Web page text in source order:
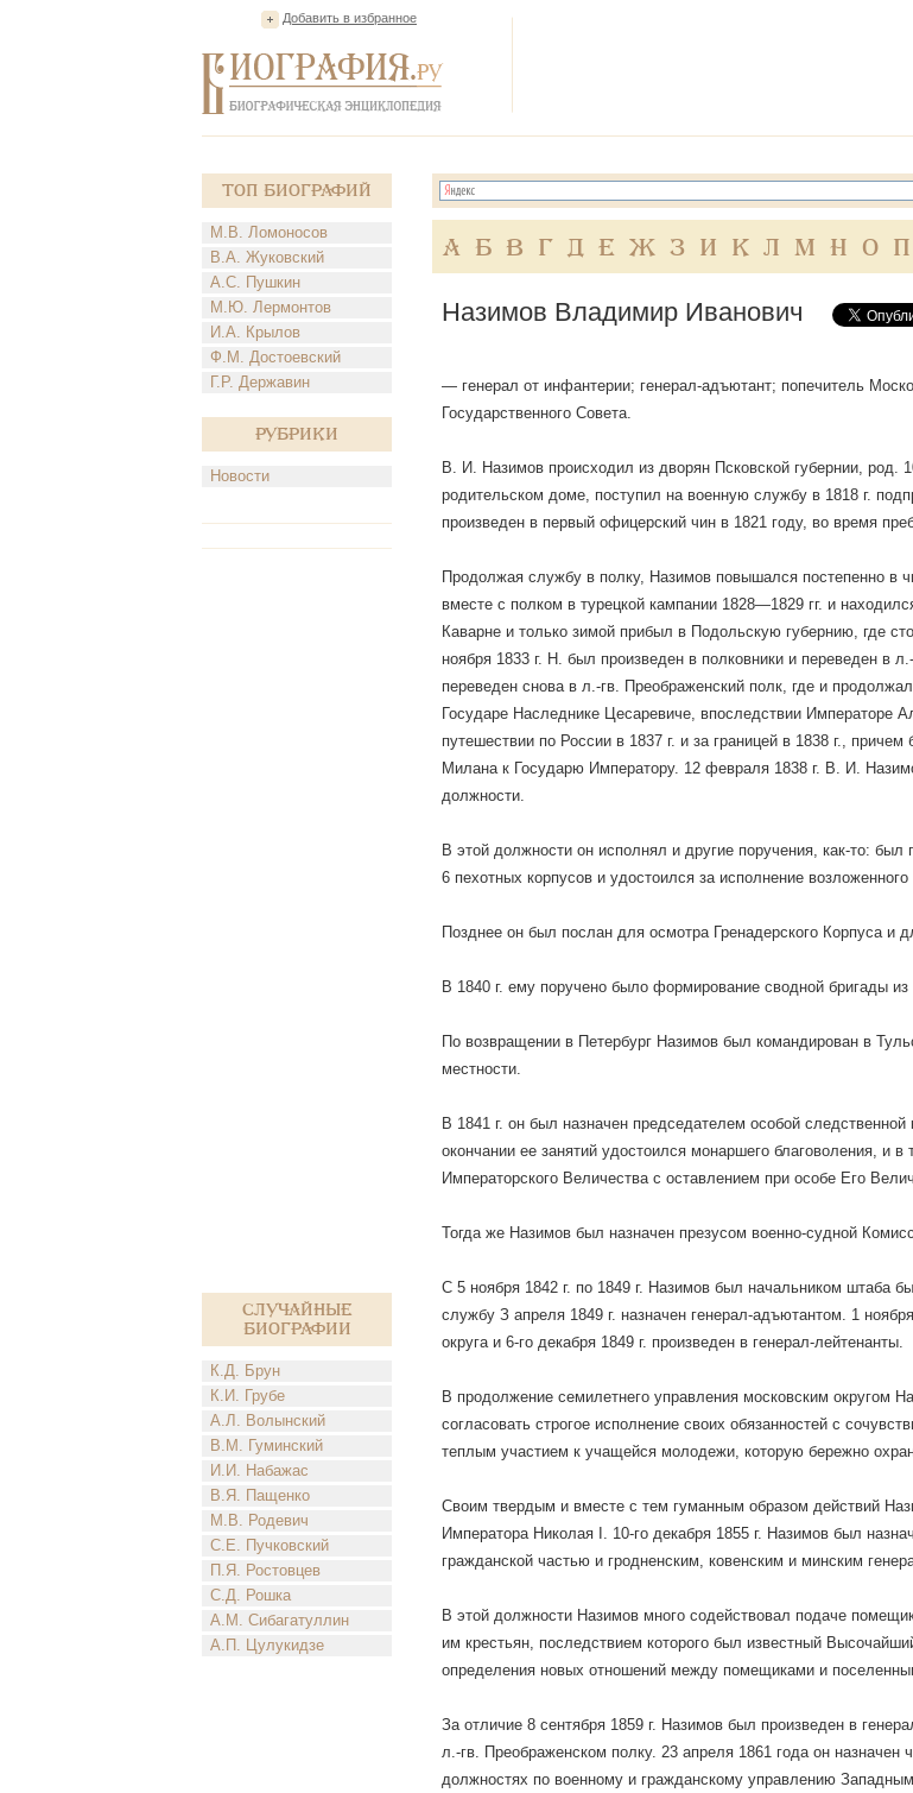
Добавить в избранное
Топ Биографий
М.В. Ломоносов
В.А. Жуковский
А.С. Пушкин
М.Ю. Лермонтов
И.А. Крылов
Ф.М. Достоевский
Г.Р. Державин
Рубрики
Новости
Случайные
биографии
К.Д. Брун
К.И. Грубе
А.Л. Волынский
В.М. Гуминский
И.И. Набажас
В.Я. Пащенко
М.В. Родевич
С.Е. Пучковский
П.Я. Ростовцев
С.Д. Рошка
А.М. Сибагатуллин
А.П. Цулукидзе
А Б В Г Д Е Ж З И К Л М Н О П
Назимов Владимир Иванович
— генерал от инфантерии; генерал-адъютант; попечитель
Государственного Совета.
В. И. Назимов происходил из дворян Псковской губернии, род.
родительском доме, поступил на военную службу в 1818 г.
произведен в первый офицерский чин в 1821 году, во время
Продолжая службу в полку, Назимов повышался постепенно в
вместе с полком в турецкой кампании 1828—1829 гг. и
Каварне и только зимой прибыл в Подольскую губернию, где
ноября 1833 г. Н. был произведен в полковники и переведен в
переведен снова в л.-гв. Преображенский полк, где и
Государе Наследнике Цесаревиче, впоследствии Императоре
путешествии по России в 1837 г. и за границей в 1838 г.,
Милана к Государю Императору. 12 февраля 1838 г. В. И.
должности.
В этой должности он исполнял и другие поручения, как-то:
6 пехотных корпусов и удостоился за исполнение
Позднее он был послан для осмотра Гренадерского Корпуса и
В 1840 г. ему поручено было формирование сводной бригады из
По возвращении в Петербург Назимов был командирован в
местности.
В 1841 г. он был назначен председателем особой
окончании ее занятий удостоился монаршего благоволения, и
Императорского Величества с оставлением при особе Его
Тогда же Назимов был назначен презусом военно-судной
С 5 ноября 1842 г. по 1849 г. Назимов был начальником штаба
службу З апреля 1849 г. назначен генерал-адъютантом. 1
округа и 6-го декабря 1849 г. произведен в генерал-лейтенанты.
В продолжение семилетнего управления московским
согласовать строгое исполнение своих обязанностей с
теплым участием к учащейся молодежи, которую бережно
Своим твердым и вместе с тем гуманным образом действий
Императора Николая I. 10-го декабря 1855 г. Назимов был
гражданской частью и гродненским, ковенским и минским
В этой должности Назимов много содействовал подаче
им крестьян, последствием которого был известный
определения новых отношений между помещиками и
За отличие 8 сентября 1859 г. Назимов был произведен в
л.-гв. Преображенском полку. 23 апреля 1861 года он
должностях по военному и гражданскому управлению